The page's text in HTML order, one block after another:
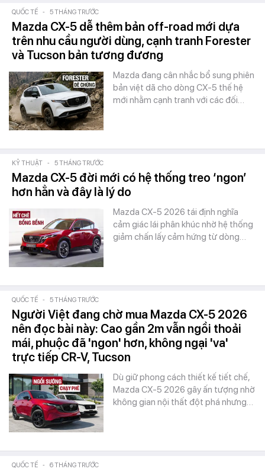
QUỐC TẾ - 5 THÁNG TRƯỚC
Mazda CX-5 dễ thêm bản off-road mới dựa
trên nhu cầu người dùng, cạnh tranh Forester
và Tucson bản tương đương
Mazda đang cân nhắc bổ sung phiên
bản việt dã cho dòng CX-5 thế hệ
mới nhằm cạnh tranh với các đối…
KỸ THUẬT - 5 THÁNG TRƯỚC
Mazda CX-5 đời mới có hệ thống treo ‘ngon’
hơn hẳn và đây là lý do
Mazda CX-5 2026 tái định nghĩa
cảm giác lái phân khúc nhờ hệ thống
giảm chấn lấy cảm hứng từ dòng…
QUỐC TẾ - 5 THÁNG TRƯỚC
Người Việt đang chờ mua Mazda CX-5 2026
nên đọc bài này: Cao gần 2m vẫn ngồi thoải
mái, phuộc đã 'ngon' hơn, không ngại 'va'
trực tiếp CR-V, Tucson
Dù giữ phong cách thiết kế tiết chế,
Mazda CX-5 2026 gây ấn tượng nhờ
không gian nội thất đột phá nhưng…
QUỐC TẾ - 6 THÁNG TRƯỚC